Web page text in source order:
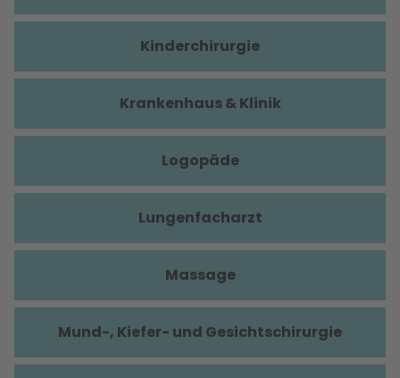
Kinderchirurgie
Krankenhaus & Klinik
Logopäde
Lungenfacharzt
Massage
Mund-, Kiefer- und Gesichtschirurgie